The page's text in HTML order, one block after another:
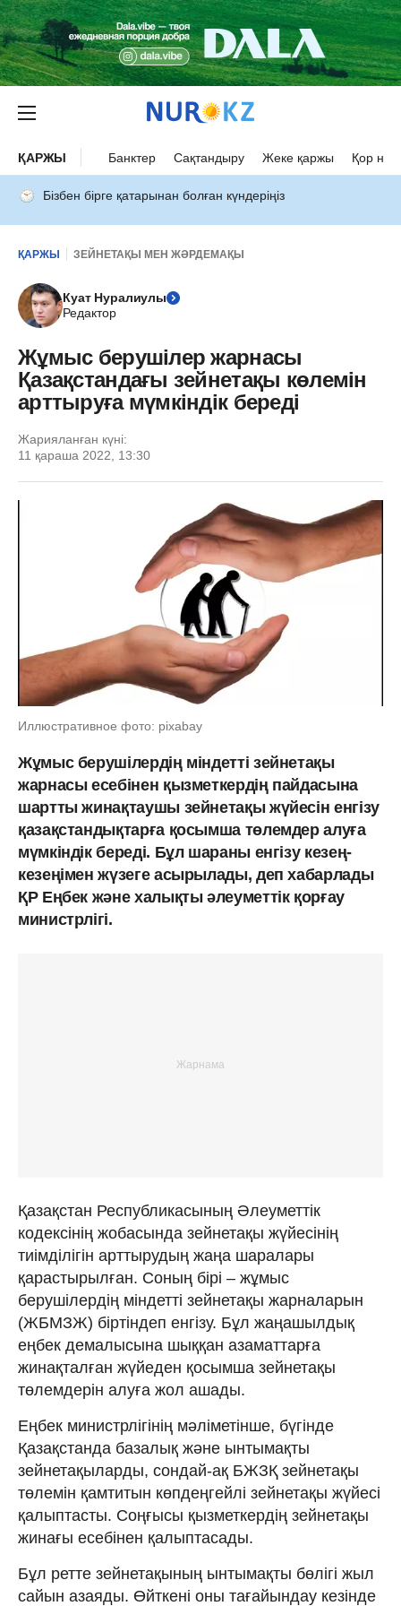
ҚАРЖЫ Банктер Сақтандыру Жеке қаржы Қор
Бізбен бірге қатарынан болған күндеріңіз
ҚАРЖЫ ЗЕЙНЕТАҚЫ МЕН ЖӘРДЕМАҚЫ
Куат Нуралиулы
Редактор
Жұмыс берушілер жарнасы
Қазақстандағы зейнетақы көлемін
арттыруға мүмкіндік береді
Жарияланған күні:
11 қараша 2022, 13:30
Иллюстративное фото: pixabay
Жұмыс берушілердің міндетті зейнетақы
жарнасы есебінен қызметкердің пайдасына
шартты жинақтаушы зейнетақы жүйесін енгізу
қазақстандықтарға қосымша төлемдер алуға
мүмкіндік береді. Бұл шараны енгізу кезең-
кезеңімен жүзеге асырылады, деп хабарлады
ҚР Еңбек және халықты әлеуметтік қорғау
министрлігі.
Қазақстан Республикасының Әлеуметтік
кодексінің жобасында зейнетақы жүйесінің
тиімділігін арттырудың жаңа шаралары
қарастырылған. Соның бірі – жұмыс
берушілердің міндетті зейнетақы жарналарын
(ЖБМЗЖ) біртіндеп енгізу. Бұл жаңашылдық
еңбек демалысына шыққан азаматтарға
жинақталған жүйеден қосымша зейнетақы
төлемдерін алуға жол ашады.
Еңбек министрлігінің мәліметінше, бүгінде
Қазақстанда базалық және ынтымақты
зейнетақыларды, сондай-ақ БЖЗҚ зейнетақы
төлемін қамтитын көпдеңгейлі зейнетақы жүйесі
қалыптасты. Соңғысы қызметкердің зейнетақы
жинағы есебінен қалыптасады.
Бұл ретте зейнетақының ынтымақты бөлігі жыл
сайын азаяды. Өйткені оны тағайындау кезінде